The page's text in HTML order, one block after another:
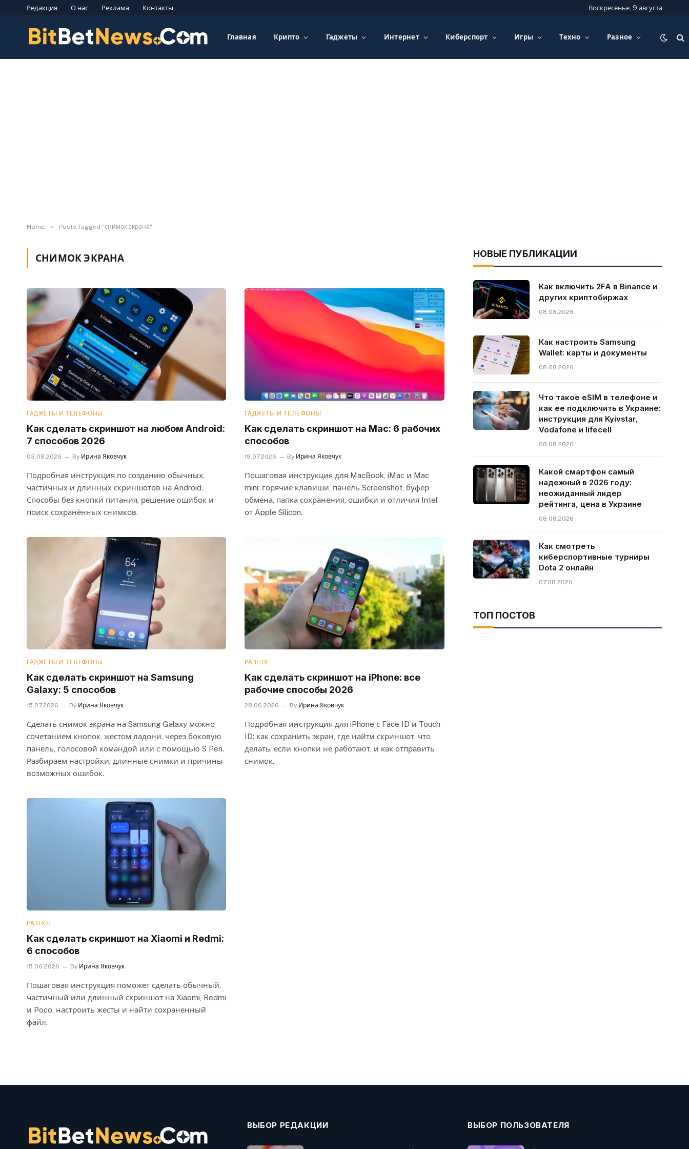
Редакция О нас Реклама Контакты Воскресенье, 9 августа
Главная Крипто Гаджеты Интернет Киберспорт Игры Техно Разное
Home » Posts Tagged "снимок экрана"
СНИМОК ЭКРАНА
ГАДЖЕТЫ И ТЕЛЕФОНЫ
Как сделать скриншот на любом Android:
7 способов 2026
03.08.2026 By Ирина Яковчук
Подробная инструкция по созданию обычных,
частичных и длинных скриншотов на Android.
Способы без кнопки питания, решение ошибок и
поиск сохранённых снимков.
ГАДЖЕТЫ И ТЕЛЕФОНЫ
Как сделать скриншот на Mac: 6 рабочих
способов
19.07.2026 By Ирина Яковчук
Пошаговая инструкция для MacBook, iMac и Mac
mini: горячие клавиши, панель Screenshot, буфер
обмена, папка сохранения, ошибки и отличия Intel
от Apple Silicon.
ГАДЖЕТЫ И ТЕЛЕФОНЫ
Как сделать скриншот на Samsung
Galaxy: 5 способов
15.07.2026 By Ирина Яковчук
Сделать снимок экрана на Samsung Galaxy можно
сочетанием кнопок, жестом ладони, через боковую
панель, голосовой командой или с помощью S Pen.
Разбираем настройки, длинные снимки и причины
возможных ошибок.
РАЗНОЕ
Как сделать скриншот на iPhone: все
рабочие способы 2026
28.06.2026 By Ирина Яковчук
Подробная инструкция для iPhone с Face ID и Touch
ID: как сохранить экран, где найти скриншот, что
делать, если кнопки не работают, и как отправить
снимок.
РАЗНОЕ
Как сделать скриншот на Xiaomi и Redmi:
6 способов
15.06.2026 By Ирина Яковчук
Пошаговая инструкция поможет сделать обычный,
частичный или длинный скриншот на Xiaomi, Redmi
и Poco, настроить жесты и найти сохраненный
файл.
НОВЫЕ ПУБЛИКАЦИИ
Как включить 2FA в Binance и
других криптобиржах
08.08.2026
Как настроить Samsung
Wallet: карты и документы
08.08.2026
Что такое eSIM в телефоне и
как ее подключить в Украине:
инструкция для Kyivstar,
Vodafone и lifecell
08.08.2026
Какой смартфон самый
надежный в 2026 году:
неожиданный лидер
рейтинга, цена в Украине
08.08.2026
Как смотреть
киберспортивные турниры
Dota 2 онлайн
07.08.2026
ТОП ПОСТОВ
ВЫБОР РЕДАКЦИИ ВЫБОР ПОЛЬЗОВАТЕЛЯ